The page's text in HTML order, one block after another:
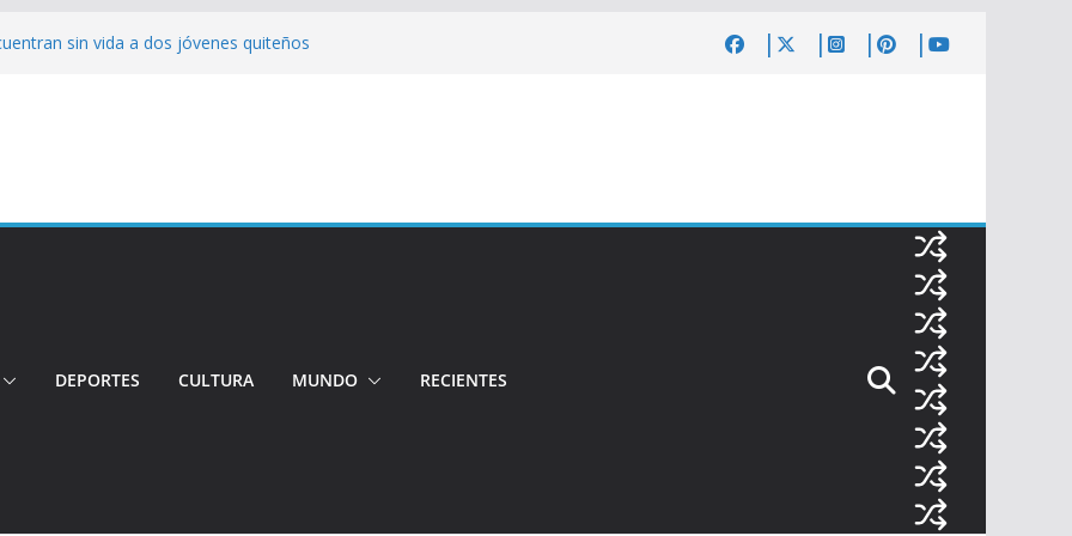
sin vida a dos jóvenes quiteños
irregulares fueron incinerados para
ecuatorianos
mayor murió atropellado en el sur
DEPORTES CULTURA MUNDO RECIENTES